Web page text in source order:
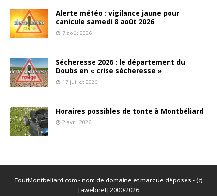
Alerte météo : vigilance jaune pour
canicule samedi 8 août 2026
7 août 2026
Sécheresse 2026 : le département du
Doubs en « crise sécheresse »
17 juillet 2026
Horaires possibles de tonte à Montbéliard
2 avril 2026
ToutMontbeliard.com - nom de domaine et marque déposés - (c)
[awebnet] 2000-2026